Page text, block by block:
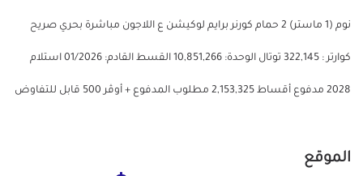
نوم (1 ماستر) 2 حمام كورنر برايم لوكيشن ع اللاجون مباشرة بحري صريح
كوارتر : 322,145 توتال الوحدة: 10,851,266 القسط القادم: 01/2026 استلام
2028 مدفوع أقساط 2,153,325 مطلوب المدفوع + أوڤر 500 قابل للتفاوض
الموقع